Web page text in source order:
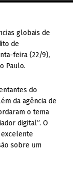
globais de
de
feira (22/9),
Paulo.
do
da agência de
o tema
digital”. O
sobre um